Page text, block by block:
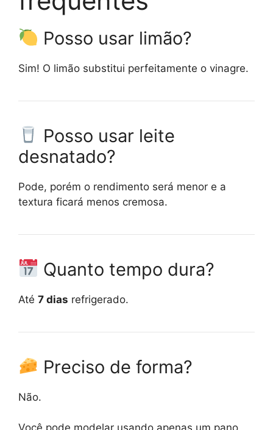
Posso usar limão?
Sim! O limão substitui perfeitamente o vinagre.
Posso usar leite
desnatado?
Pode, porém o rendimento será menor e a
textura ficará menos cremosa.
Quanto tempo dura?
Até 7 dias refrigerado.
Preciso de forma?
Não.